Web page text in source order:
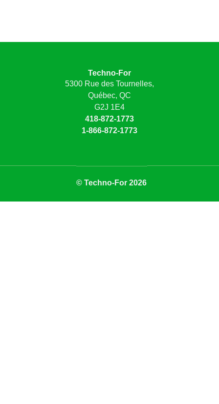
Techno-For
5300 Rue des Tournelles,
Québec, QC
G2J 1E4
418-872-1773
1-866-872-1773
© Techno-For 2026